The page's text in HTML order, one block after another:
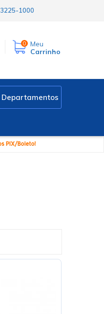
1000
0
Meu
Carrinho
Departamentos